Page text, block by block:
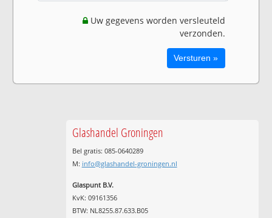
Uw gegevens worden versleuteld
verzonden.
Glashandel Groningen
Bel gratis: 085-0640289
M: info@glashandel-groningen.nl
Glaspunt B.V.
KvK: 09161356
BTW: NL8255.87.633.B05